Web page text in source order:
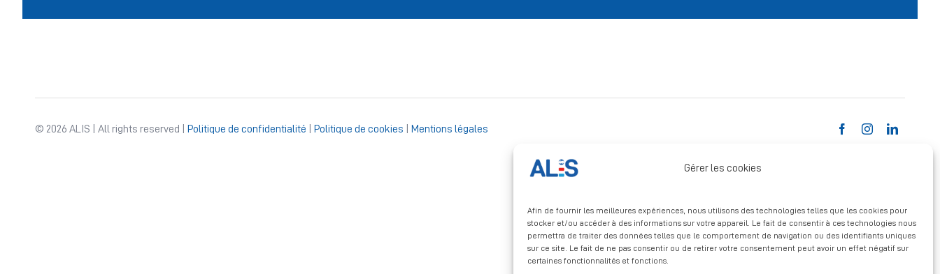
Gérer les cookies
Afin de fournir les meilleures expériences, nous utilisons des technologies telles que les cookies pour
stocker et/ou accéder à des informations sur votre appareil. Le fait de consentir à ces technologies nous
permettra de traiter des données telles que le comportement de navigation ou des identifiants uniques
sur ce site. Le fait de ne pas consentir ou de retirer votre consentement peut avoir un effet négatif sur
certaines fonctionnalités et fonctions.
© 2026 ALIS | All rights reserved | Politique de confidentialité Politique de cookies Mentions légales